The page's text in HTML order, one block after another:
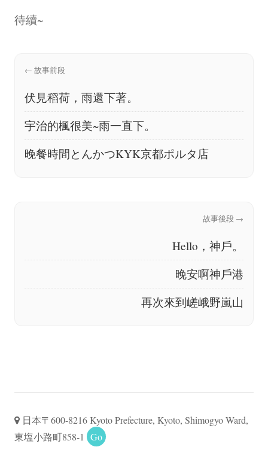
待續~
伏見稻荷，雨還下著。
宇治的楓很美~雨一直下。
晚餐時間とんかつKYK京都ポルタ店
Hello，神戶。
晚安啊神戶港
再次來到嵯峨野嵐山
日本〒600-8216 Kyoto Prefecture, Kyoto, Shimogyo Ward,
東塩小路町858-1
Go